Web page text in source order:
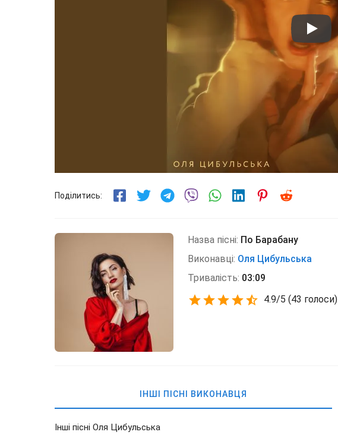
Поділитись:
Назва пісні: По Барабану
Виконавці: Оля Цибульська
Тривалість: 03:09
4.9/5 (43 голоси)
ІНШІ ПІСНІ ВИКОНАВЦЯ
Інші пісні Оля Цибульська